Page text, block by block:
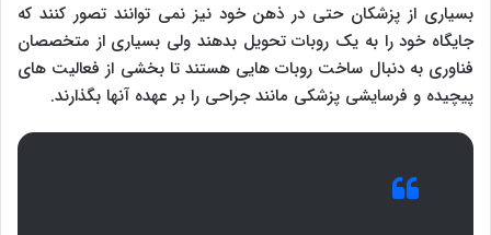
بسیاری از پزشکان حتی در ذهن خود نیز نمی توانند تصور کنند که
جایگاه خود را به یک روبات تحویل بدهند ولی بسیاری از متخصصان
فناوری به دنبال ساخت روبات هایی هستند تا بخشی از فعالیت های
پیچیده و فرسایشی پزشکی مانند جراحی را بر عهده آنها بگذارند.